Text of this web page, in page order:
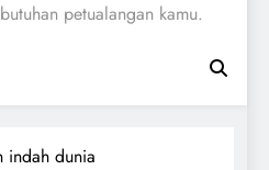
petualangan kamu.
indah dunia